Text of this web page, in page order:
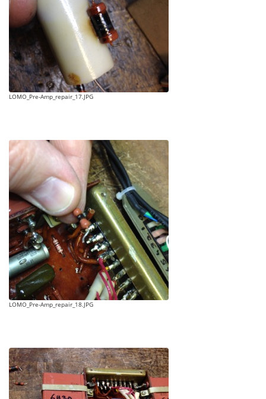
LOMO_Pre-Amp_repair_17.JPG
LOMO_Pre-Amp_repair_18.JPG